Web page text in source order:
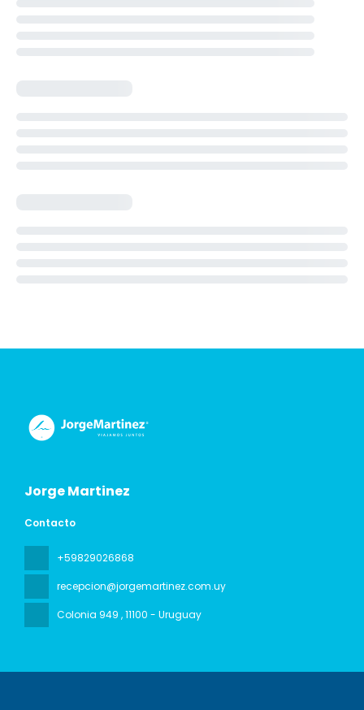
Jorge Martinez
Contacto
+59829026868
recepcion@jorgemartinez.com.uy
Colonia 949 , 11100 - Uruguay